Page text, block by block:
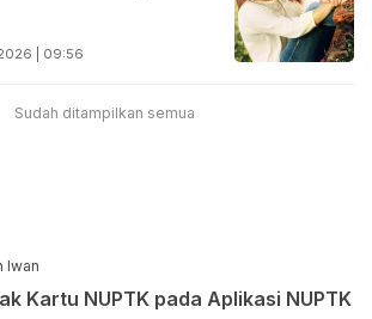
| 09:56
Sudah ditampilkan semua
Iwan
Kartu NUPTK pada Aplikasi NUPTK